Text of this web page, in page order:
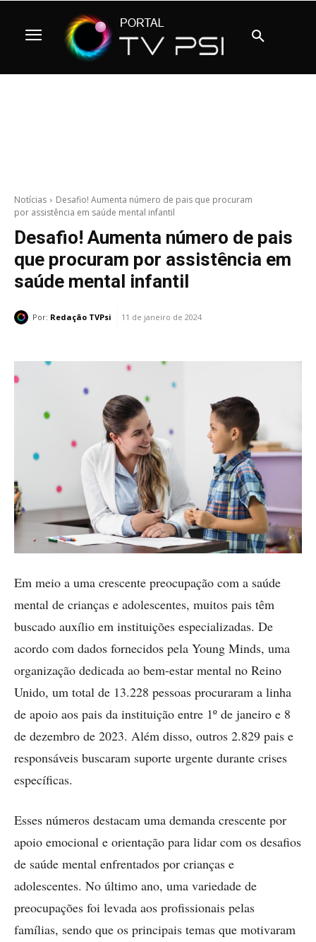
Notícias
Desafio! Aumenta número de pais que procuram
por assistência em saúde mental infantil
Desafio! Aumenta número de pais
que procuram por assistência em
saúde mental infantil
Por: Redação TVPsi 11 de janeiro de 2024
Em meio a uma crescente preocupação com a saúde
mental de crianças e adolescentes, muitos pais têm
buscado auxílio em instituições especializadas. De
acordo com dados fornecidos pela Young Minds, uma
organização dedicada ao bem-estar mental no Reino
Unido, um total de 13.228 pessoas procuraram a linha
de apoio aos pais da instituição entre 1º de janeiro e 8
de dezembro de 2023. Além disso, outros 2.829 pais e
responsáveis buscaram suporte urgente durante crises
específicas.
Esses números destacam uma demanda crescente por
apoio emocional e orientação para lidar com os desafios
de saúde mental enfrentados por crianças e
adolescentes. No último ano, uma variedade de
preocupações foi levada aos profissionais pelas
famílias, sendo que os principais temas que motivaram